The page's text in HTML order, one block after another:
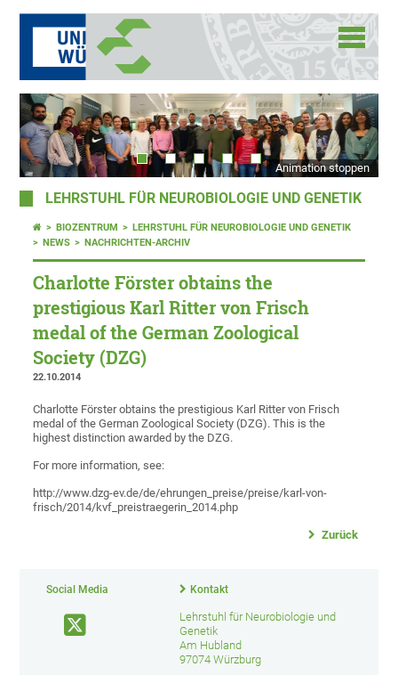
Animation stoppen
LEHRSTUHL FÜR NEUROBIOLOGIE UND GENETIK
BIOZENTRUM
LEHRSTUHL FÜR NEUROBIOLOGIE UND GENETIK
NEWS
NACHRICHTEN-ARCHIV
Charlotte Förster obtains the
prestigious Karl Ritter von Frisch
medal of the German Zoological
Society (DZG)
22.10.2014
Charlotte Förster obtains the prestigious Karl Ritter von Frisch
medal of the German Zoological Society (DZG). This is the
highest distinction awarded by the DZG.
For more information, see:
http://www.dzg-ev.de/de/ehrungen_preise/preise/karl-von-
frisch/2014/kvf_preistraegerin_2014.php
Zurück
Social Media Kontakt
Lehrstuhl für Neurobiologie und
Genetik
Am Hubland
97074 Würzburg